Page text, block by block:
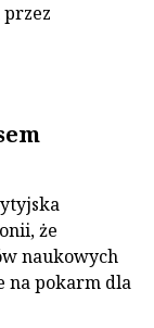
że
naukowych
na pokarm dla